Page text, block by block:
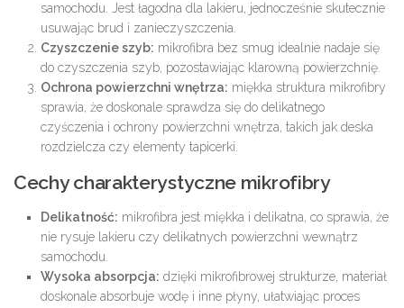
samochodu. Jest łagodna dla lakieru, jednocześnie skutecznie
usuwając brud i zanieczyszczenia.
Czyszczenie szyb: mikrofibra bez smug idealnie nadaje się
do czyszczenia szyb, pozostawiając klarowną powierzchnię.
Ochrona powierzchni wnętrza: miękka struktura mikrofibry
sprawia, że doskonale sprawdza się do delikatnego
czyśczenia i ochrony powierzchni wnętrza, takich jak deska
rozdzielcza czy elementy tapicerki.
Cechy charakterystyczne mikrofibry
Delikatność: mikrofibra jest miękka i delikatna, co sprawia, że
nie rysuje lakieru czy delikatnych powierzchni wewnątrz
samochodu.
Wysoka absorpcja: dzięki mikrofibrowej strukturze, materiał
doskonale absorbuje wodę i inne płyny, ułatwiając proces